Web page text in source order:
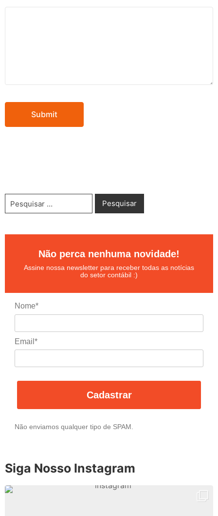
Não perca nenhuma novidade!
Assine nossa newsletter para receber todas as notícias
do setor contábil :)
Nome*
Email*
Cadastrar
Não enviamos qualquer tipo de SPAM.
Siga Nosso Instagram